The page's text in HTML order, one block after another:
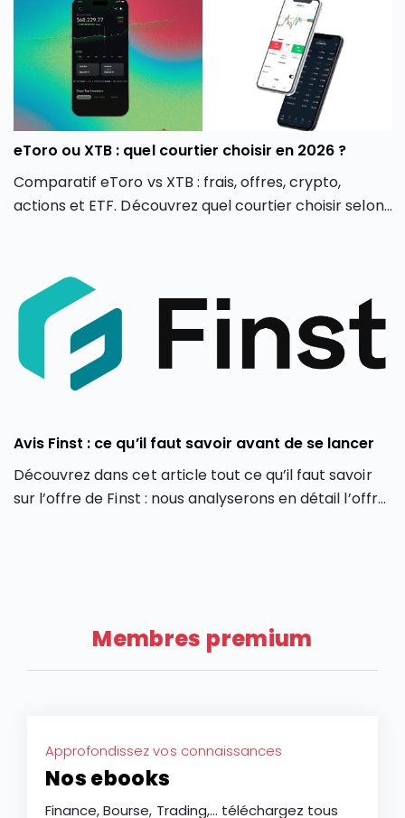
eToro ou XTB : quel courtier choisir en 2026 ?
Comparatif eToro vs XTB : frais, offres, crypto,
actions et ETF. Découvrez quel courtier choisir selon
Avis Finst : ce qu’il faut savoir avant de se lancer
Découvrez dans cet article tout ce qu’il faut savoir
sur l’offre de Finst : nous analyserons en détail l’offre
Membres premium
Approfondissez vos connaissances
Nos ebooks
Finance, Bourse, Trading,... téléchargez tous